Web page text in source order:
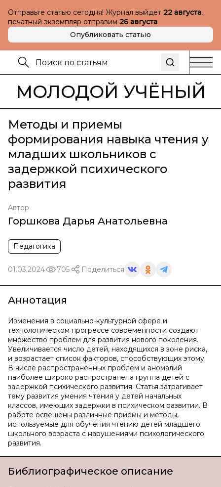
Отправьте статью сегодня! Журнал выйдет 22 августа,
печатный экземпляр отправим 26 августа
Опубликовать статью
МОЛОДОЙ УЧЁНЫЙ
Методы и приемы
формирования навыка чтения у
младших школьников с
задержкой психического
развития
Автор
Горшкова Дарья Анатольевна
Педагогика
01.03.2024 705 Поделиться
Аннотация
Изменения в социально-культурной сфере и
технологическом прогрессе современности создают
множество проблем для развития нового поколения.
Увеличивается число детей, находящихся в зоне риска,
и возрастает список факторов, способствующих этому.
В числе распространенных проблем и аномалий
наиболее широко распространена группа детей с
задержкой психического развития. Статья затрагивает
тему развития умения чтения у детей начальных
классов, имеющих задержки в психическом развитии. В
работе освещены различные приемы и методы,
используемые для обучения чтению детей младшего
школьного возраста с нарушениями психологического
развития.
Библиографическое описание